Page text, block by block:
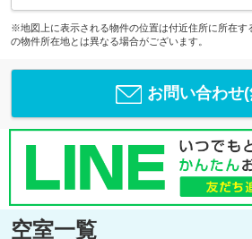
※地図上に表示される物件の位置は付近住所に所在す
の物件所在地とは異なる場合がございます。
お問い合わせ
空室一覧